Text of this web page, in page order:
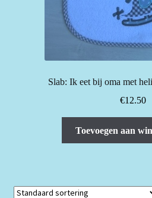
Slab: Ik eet bij oma met
€12.50
Toevoegen aan